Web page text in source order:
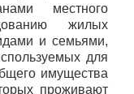
местного
жилых
и семьями,
для
имущества
проживают